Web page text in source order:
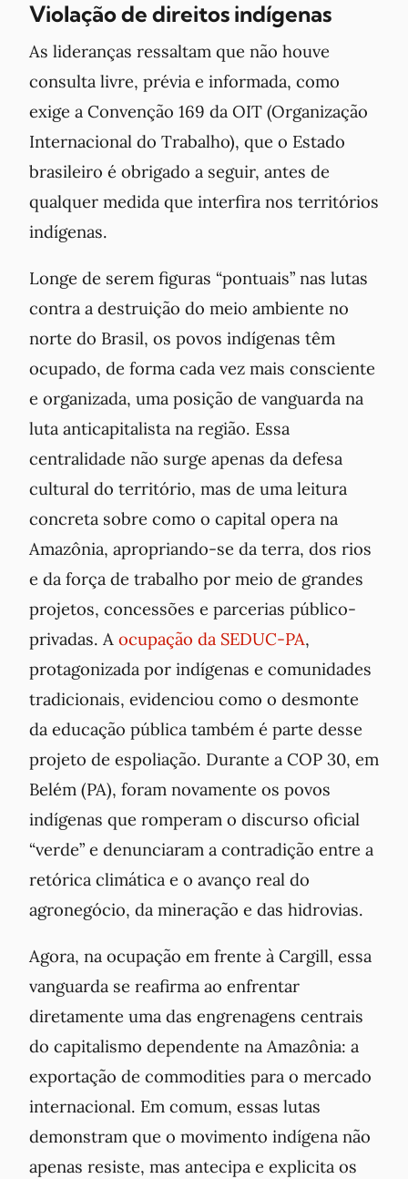
Violação de direitos indígenas
As lideranças ressaltam que não houve
consulta livre, prévia e informada, como
exige a Convenção 169 da OIT (Organização
Internacional do Trabalho), que o Estado
brasileiro é obrigado a seguir, antes de
qualquer medida que interfira nos territórios
indígenas.
Longe de serem figuras “pontuais” nas lutas
contra a destruição do meio ambiente no
norte do Brasil, os povos indígenas têm
ocupado, de forma cada vez mais consciente
e organizada, uma posição de vanguarda na
luta anticapitalista na região. Essa
centralidade não surge apenas da defesa
cultural do território, mas de uma leitura
concreta sobre como o capital opera na
Amazônia, apropriando-se da terra, dos rios
e da força de trabalho por meio de grandes
projetos, concessões e parcerias público-
privadas. A ocupação da SEDUC-PA,
protagonizada por indígenas e comunidades
tradicionais, evidenciou como o desmonte
da educação pública também é parte desse
projeto de espoliação. Durante a COP 30, em
Belém (PA), foram novamente os povos
indígenas que romperam o discurso oficial
“verde” e denunciaram a contradição entre a
retórica climática e o avanço real do
agronegócio, da mineração e das hidrovias.
Agora, na ocupação em frente à Cargill, essa
vanguarda se reafirma ao enfrentar
diretamente uma das engrenagens centrais
do capitalismo dependente na Amazônia: a
exportação de commodities para o mercado
internacional. Em comum, essas lutas
demonstram que o movimento indígena não
apenas resiste, mas antecipa e explicita os